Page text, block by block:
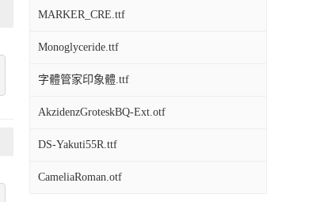
MARKER_CRE.ttf
Monoglyceride.ttf
字體管家印象體.ttf
AkzidenzGroteskBQ-Ext.otf
DS-Yakuti55R.ttf
CameliaRoman.otf